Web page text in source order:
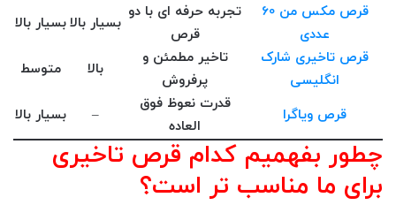
قرص مکس من 60
عددی
تجربه حرفه ای با دو
قرص
بسیار بالابسیار بالا
قرص تاخیری شارک
انگلیسی
تاخیر مطمئن و
پرفروش
بالا متوسط
قرص ویاگرا
قدرت نعوظ فوق
العاده
– بسیار بالا
چطور بفهمیم کدام قرص تاخیری
برای ما مناسب تر است؟